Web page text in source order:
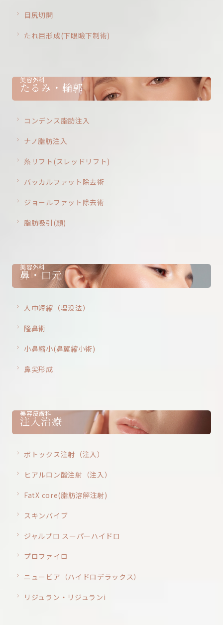
目尻切開
たれ目形成(下眼瞼下制術)
美容外科
たるみ・輪郭
コンデンス脂肪注入
ナノ脂肪注入
糸リフト(スレッドリフト)
バッカルファット除去術
ジョールファット除去術
脂肪吸引(顔)
美容外科
鼻・口元
人中短縮（埋没法）
隆鼻術
小鼻縮小(鼻翼縮小術)
鼻尖形成
美容皮膚科
注入治療
ボトックス注射（注入）
ヒアルロン酸注射（注入）
FatX core(脂肪溶解注射)
スキンバイブ
ジャルプロ スーパーハイドロ
プロファイロ
ニュービア（ハイドロデラックス）
リジュラン・リジュランi